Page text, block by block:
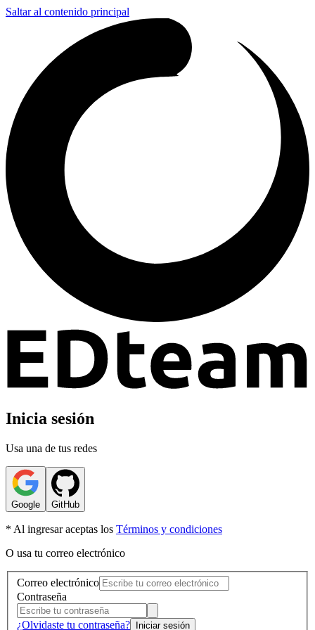
Saltar al contenido principal
Inicia sesión
Usa una de tus redes
Google GitHub
* Al ingresar aceptas los Términos y condiciones
O usa tu correo electrónico
Correo electrónico
Contraseña
¿Olvidaste tu contraseña? Iniciar sesión